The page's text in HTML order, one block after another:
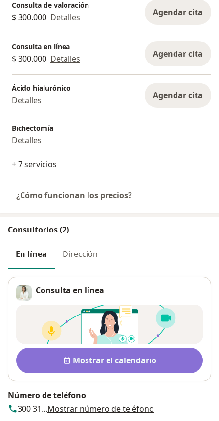
Consulta de valoración
$ 300.000 Detalles Agendar cita
Consulta en línea
$ 300.000 Detalles Agendar cita
Ácido hialurónico
Detalles Agendar cita
Bichectomía
Detalles
+ 7 servicios
¿Cómo funcionan los precios?
Consultorios (2)
En línea Dirección
Consulta en línea
Disponibilidad
Mostrar el calendario
Número de teléfono
300 31...Mostrar número de teléfono